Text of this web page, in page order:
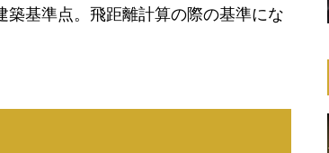
基準点。飛距離計算の際の基準にな